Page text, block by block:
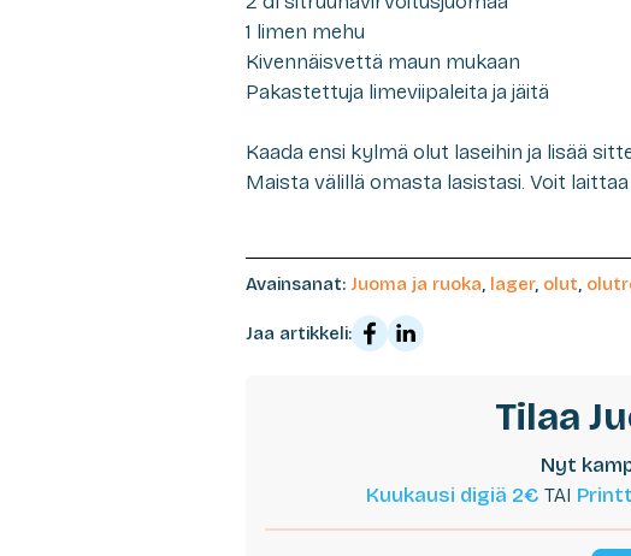
1 limen mehu
Kivennäisvettä maun mukaan
Pakastettuja limeviipaleita ja jäitä
Kaada ensi kylmä olut laseihin ja lisää
Maista välillä omasta lasistasi. Voit
Avainsanat: Juoma ja ruoka, lager, olut,
Jaa artikkeli:
Tilaa
Nyt
Kuukausi digiä 2€ TAI